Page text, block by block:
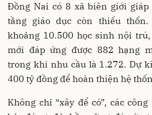
Đồng Nai có 8 xã biên giới giáp
tầng giáo dục còn thiếu thốn.
khoảng 10.500 học sinh nội
mới đáp ứng được 882 hạng
trong khi nhu cầu là 1.272. Dự
400 tỷ đồng để hoàn thiện hệ
Không chỉ “xây để có”, các